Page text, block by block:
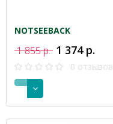
NOTSEEBACK
1 855 р. 1 374 р.
0 отзывов